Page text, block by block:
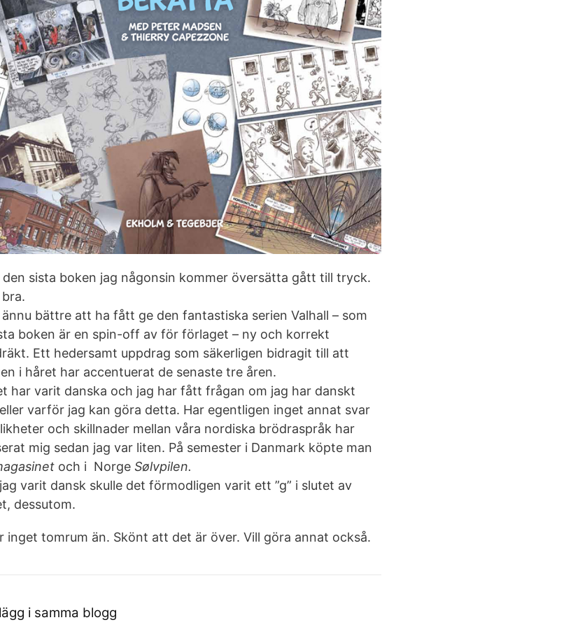
den sista boken jag någonsin kommer översätta gått till tryck.
ännu bättre att ha fått ge den fantastiska serien Valhall – som
boken är en spin-off av för förlaget – ny och korrekt
Ett hedersamt uppdrag som säkerligen bidragit till att
i håret har accentuerat de senaste tre åren.
har varit danska och jag har fått frågan om jag har danskt
varför jag kan göra detta. Har egentligen inget annat svar
och skillnader mellan våra nordiska brödraspråk har
mig sedan jag var liten. På semester i Danmark köpte man
och i Norge Sølvpilen.
varit dansk skulle det förmodligen varit ett ”g” i slutet av
dessutom.
inget tomrum än. Skönt att det är över. Vill göra annat också.
i samma blogg